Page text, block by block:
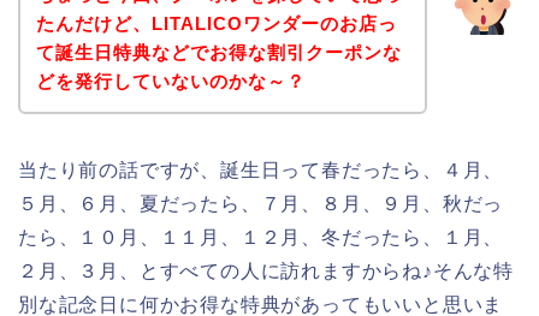
たんだけど、LITALICOワンダーのお店っ
て誕生日特典などでお得な割引クーポンな
どを発行していないのかな～？
当たり前の話ですが、誕生日って春だったら、４月、
５月、６月、夏だったら、７月、８月、９月、秋だっ
たら、１０月、１１月、１２月、冬だったら、１月、
２月、３月、とすべての人に訪れますからね♪そんな特
別な記念日に何かお得な特典があってもいいと思いま